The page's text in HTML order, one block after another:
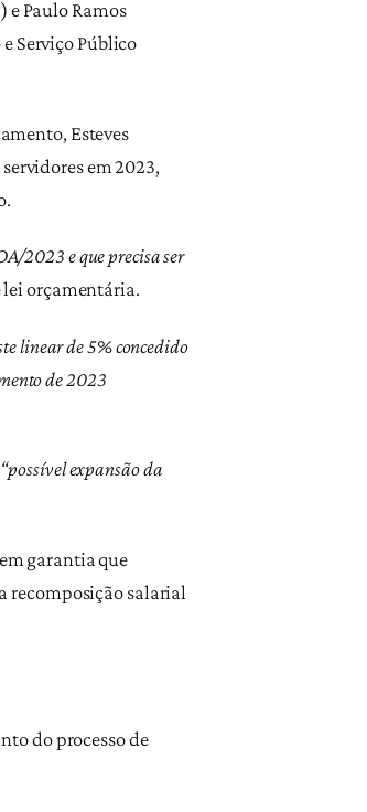
e Paulo Ramos
Serviço Público
Esteves
em 2023,
2023 e que precisa ser
lei orçamentária.
linear de 5% concedido
de 2023
“possível expansão da
garantia que
recomposição salarial
do processo de